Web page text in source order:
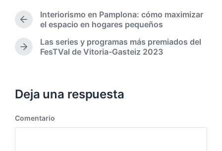
p
u
b
l
c
i
n
i
a
d
E
t
r
a
e
Interiorismo en Pamplona: cómo maximizar
el espacio en hogares pequeños
E
a
d
s
i
Las series y programas más premiados del
FesTVal de Vitoria-Gasteiz 2023
Deja una respuesta
Comentario